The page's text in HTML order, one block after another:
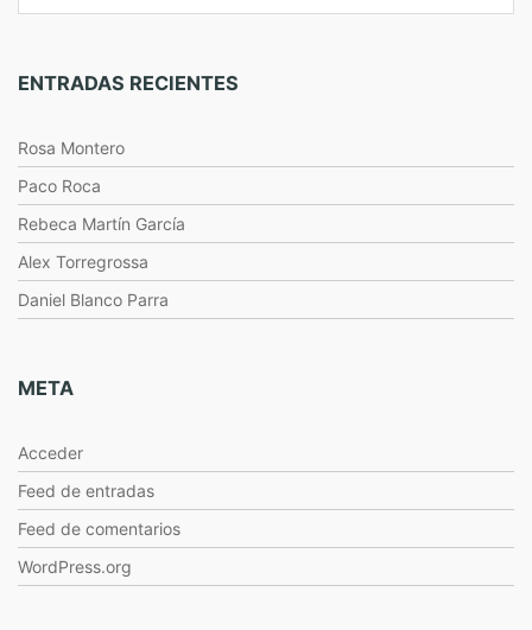
ENTRADAS RECIENTES
Rosa Montero
Paco Roca
Rebeca Martín García
Alex Torregrossa
Daniel Blanco Parra
META
Acceder
Feed de entradas
Feed de comentarios
WordPress.org